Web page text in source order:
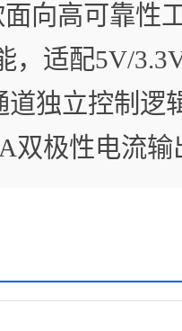
向高可靠性
，适配5V/
道独立控制逻
双极性电流